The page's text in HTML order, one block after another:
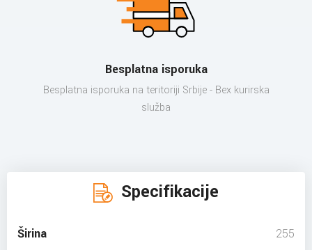
Besplatna isporuka
Besplatna isporuka na teritoriji Srbije - Bex kurirska
služba
Specifikacije
Širina 255